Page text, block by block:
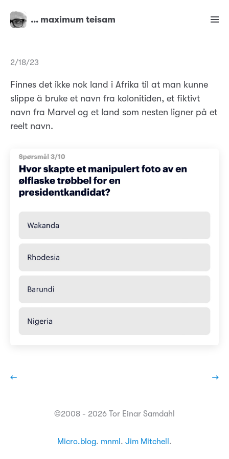
… maximum teisam
2/18/23
Finnes det ikke nok land i Afrika til at man kunne
slippe å bruke et navn fra kolonitiden, et fiktivt
navn fra Marvel og et land som nesten ligner på et
reelt navn.
← →
©2008 - 2026 Tor Einar Samdahl
Micro.blog. mnml . Jim Mitchell .